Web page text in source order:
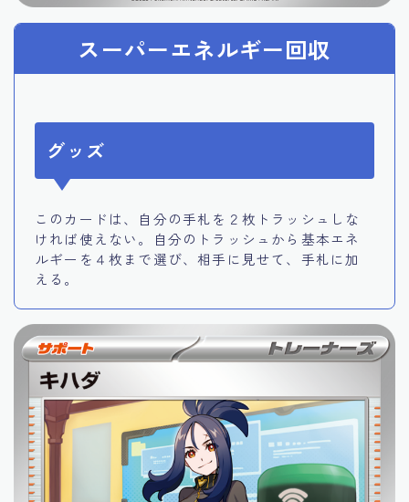
スーパーエネルギー回収
グッズ
このカードは、自分の手札を２枚トラッシュしな
ければ使えない。自分のトラッシュから基本エネ
ルギーを４枚まで選び、相手に見せて、手札に加
える。